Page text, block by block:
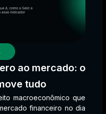
ao mercado: o
tudo
macroeconômico que
financeiro no dia